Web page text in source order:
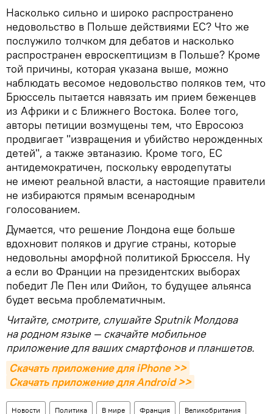
Насколько сильно и широко распространено
недовольство в Польше действиями ЕС? Что же
послужило толчком для дебатов и насколько
распространен евроскептицизм в Польше? Кроме
той причины, которая указана выше, можно
наблюдать весомое недовольство поляков тем, что
Брюссель пытается навязать им прием беженцев
из Африки и с Ближнего Востока. Более того,
авторы петиции возмущены тем, что Евросоюз
продвигает "извращения и убийство нерожденных
детей", а также эвтаназию. Кроме того, ЕС
антидемократичен, поскольку евродепутаты
не имеют реальной власти, а настоящие правители
не избираются прямым всенародным
голосованием.
Думается, что решение Лондона еще больше
вдохновит поляков и другие страны, которые
недовольны аморфной политикой Брюсселя. Ну
а если во Франции на президентских выборах
победит Ле Пен или Фийон, то будущее альянса
будет весьма проблематичным.
Читайте, смотрите, слушайте Sputnik Молдова
на родном языке — скачайте мобильное
приложение для ваших смартфонов и планшетов.
Скачать приложение для iPhone >>
Скачать приложение для Android >>
Новости Политика В мире Франция Великобритания